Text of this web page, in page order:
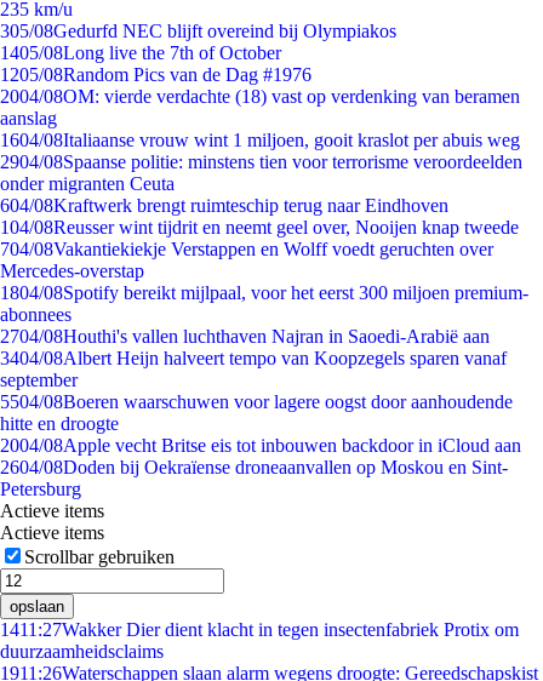
235 km/u
305/08Gedurfd NEC blijft overeind bij Olympiakos
1405/08Long live the 7th of October
1205/08Random Pics van de Dag #1976
2004/08OM: vierde verdachte (18) vast op verdenking van beramen
aanslag
1604/08Italiaanse vrouw wint 1 miljoen, gooit kraslot per abuis weg
2904/08Spaanse politie: minstens tien voor terrorisme veroordeelden
onder migranten Ceuta
604/08Kraftwerk brengt ruimteschip terug naar Eindhoven
104/08Reusser wint tijdrit en neemt geel over, Nooijen knap tweede
704/08Vakantiekiekje Verstappen en Wolff voedt geruchten over
Mercedes-overstap
1804/08Spotify bereikt mijlpaal, voor het eerst 300 miljoen premium-
abonnees
2704/08Houthi's vallen luchthaven Najran in Saoedi-Arabië aan
3404/08Albert Heijn halveert tempo van Koopzegels sparen vanaf
september
5504/08Boeren waarschuwen voor lagere oogst door aanhoudende
hitte en droogte
2004/08Apple vecht Britse eis tot inbouwen backdoor in iCloud aan
2604/08Doden bij Oekraïense droneaanvallen op Moskou en Sint-
Petersburg
Actieve items
Actieve items
Scrollbar gebruiken
opslaan
1411:27Wakker Dier dient klacht in tegen insectenfabriek Protix om
duurzaamheidsclaims
1911:26Waterschappen slaan alarm wegens droogte: Gereedschapskist